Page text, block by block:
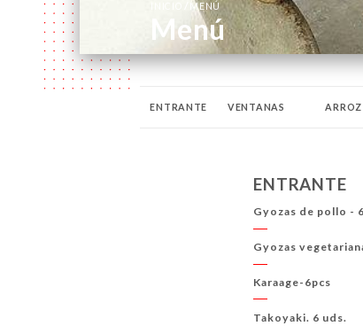
MENÚ
Menú
ENTRANTE VENTANAS ARROZ
ENTRANTE
Gyozas de pollo -
Gyozas
Karaage-6pcs
Takoyaki. 6 uds.